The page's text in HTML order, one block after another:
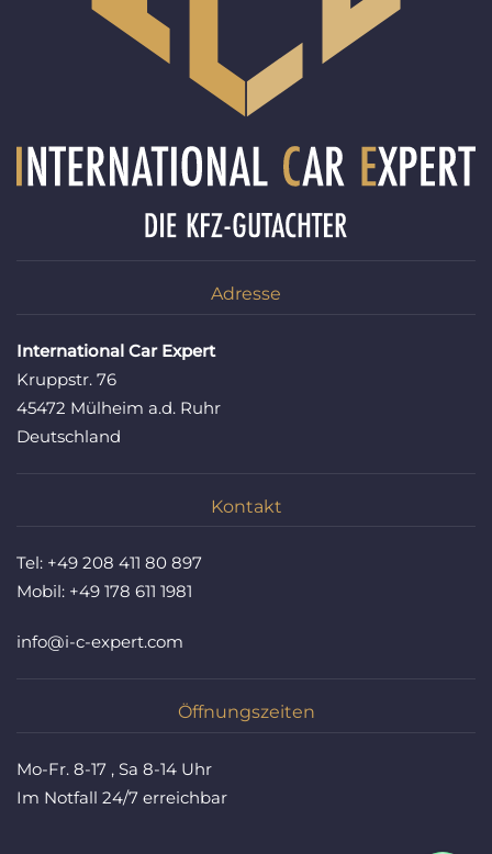
Adresse
International Car Expert
Kruppstr. 76
45472 Mülheim a.d. Ruhr
Deutschland
Kontakt
Tel: +49 208 411 80 897
Mobil: +49 178 611 1981
info@i-c-expert.com
Öffnungszeiten
Mo-Fr. 8-17 , Sa 8-14 Uhr
Im Notfall 24/7 erreichbar